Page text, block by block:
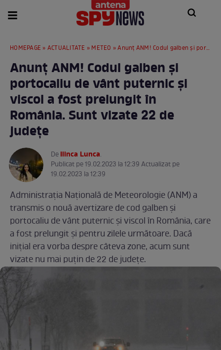
HOMEPAGE » ACTUALITATE » METEO » Anunț ANM! Codul galben și portocaliu de vânt puternic și viscol a fost prelungit în România. Sunt vizate 22 de județe
Anunț ANM! Codul galben și
portocaliu de vânt puternic și
viscol a fost prelungit în
România. Sunt vizate 22 de
județe
DeIlinca Lunca.
Publicat pe 19.02.2023 la 12:39 Actualizat pe
19.02.2023 la 12:39
Administrația Națională de Meteorologie (ANM) a
transmis o nouă avertizare de cod galben și
portocaliu de vânt puternic și viscol în România, care
a fost prelungit și pentru zilele următoare. Dacă
inițial era vorba despre câteva zone, acum sunt
vizate nu mai puțin de 22 de județe.